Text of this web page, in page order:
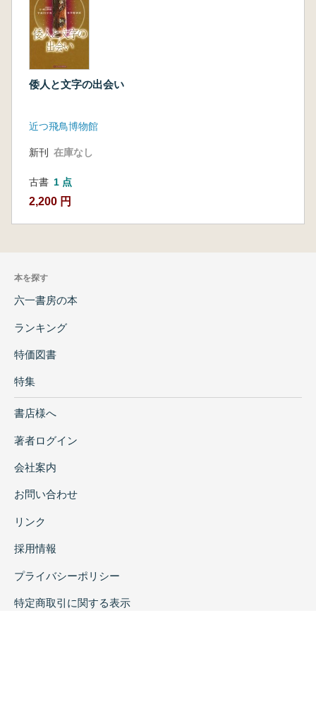
倭人と文字の出会い
近つ飛鳥博物館
新刊 在庫なし
古書 1 点
2,200 円
本を探す
六一書房の本
ランキング
特価図書
特集
書店様へ
著者ログイン
会社案内
お問い合わせ
リンク
採用情報
プライバシーポリシー
特定商取引に関する表示